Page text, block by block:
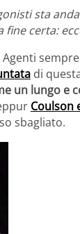
sta
certa:
Agenti
di
un lungo e
Coulson
sbagliato.